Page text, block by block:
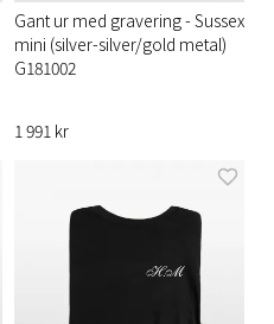
Gant ur med gravering - Sussex
mini (silver-silver/gold metal)
G181002
1 991 kr